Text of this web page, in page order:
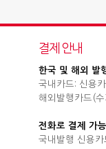
결제 안내
한국 및 해외 발
국내카드: 신용
해외발행카드(
전화로 결제 가
국내발행 신용